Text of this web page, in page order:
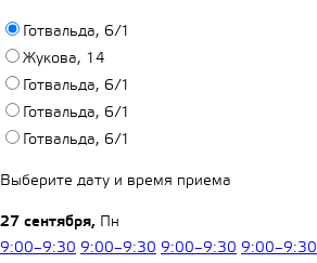
Готвальда, 6/1
Жукова, 14
Готвальда, 6/1
Готвальда, 6/1
Готвальда, 6/1
Выберите дату и время приема
27 сентября, Пн
9:00–9:30 9:00–9:30 9:00–9:30 9:00–9:30